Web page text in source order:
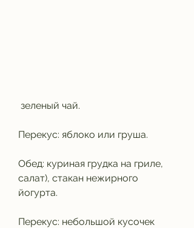
зеленый чай.
Перекус: яблоко или груша.
Обед: куриная грудка на гриле,
салат), стакан нежирного
йогурта.
Перекус: небольшой кусочек